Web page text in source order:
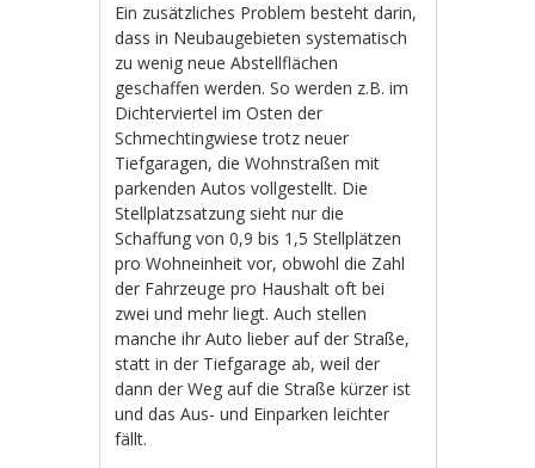
Ein zusätzliches Problem besteht darin,
dass in Neubaugebieten systematisch
zu wenig neue Abstellflächen
geschaffen werden. So werden z.B. im
Dichterviertel im Osten der
Schmechtingwiese trotz neuer
Tiefgaragen, die Wohnstraßen mit
parkenden Autos vollgestellt. Die
Stellplatzsatzung sieht nur die
Schaffung von 0,9 bis 1,5 Stellplätzen
pro Wohneinheit vor, obwohl die Zahl
der Fahrzeuge pro Haushalt oft bei
zwei und mehr liegt. Auch stellen
manche ihr Auto lieber auf der Straße,
statt in der Tiefgarage ab, weil der
dann der Weg auf die Straße kürzer ist
und das Aus- und Einparken leichter
fällt.